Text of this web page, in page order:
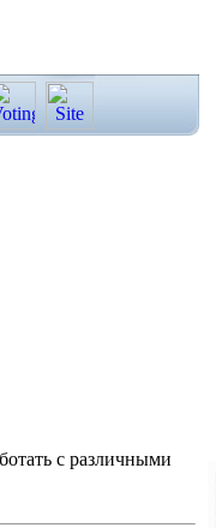
с различными